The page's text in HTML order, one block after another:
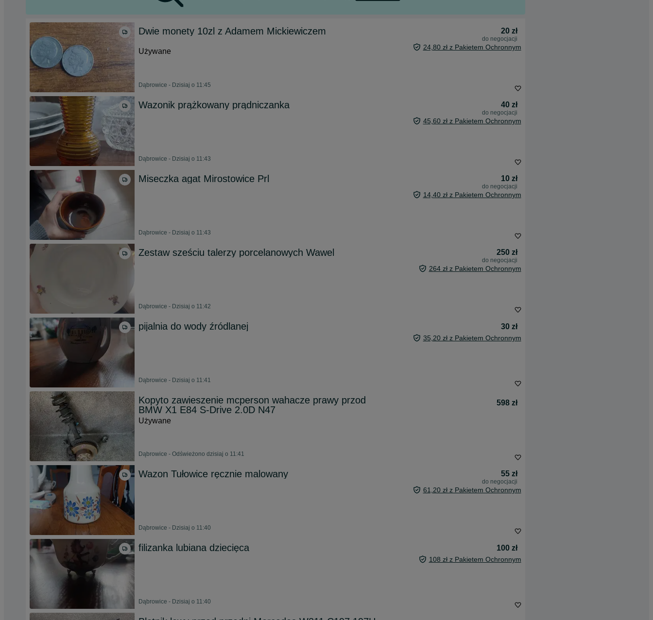
Dwie monety 10zl z Adamem Mickiewiczem 20 zł
do negocjacji
Używane 24,80 zł z Pakietem Ochronnym
Dąbrowice - Dzisiaj o 11:45
Wazonik prążkowany prądniczanka 40 zł
do negocjacji
45,60 zł z Pakietem Ochronnym
Dąbrowice - Dzisiaj o 11:43
Miseczka agat Mirostowice Prl 10 zł
do negocjacji
14,40 zł z Pakietem Ochronnym
Dąbrowice - Dzisiaj o 11:43
Zestaw sześciu talerzy porcelanowych Wawel 250 zł
do negocjacji
264 zł z Pakietem Ochronnym
Dąbrowice - Dzisiaj o 11:42
pijalnia do wody źródlanej 30 zł
35,20 zł z Pakietem Ochronnym
Dąbrowice - Dzisiaj o 11:41
Kopyto zawieszenie mcperson wahacze prawy przod
BMW X1 E84 S-Drive 2.0D N47
598 zł
Używane
Dąbrowice - Odświeżono dzisiaj o 11:41
Wazon Tułowice ręcznie malowany 55 zł
do negocjacji
61,20 zł z Pakietem Ochronnym
Dąbrowice - Dzisiaj o 11:40
filizanka lubiana dziecięca 100 zł
108 zł z Pakietem Ochronnym
Dąbrowice - Dzisiaj o 11:40